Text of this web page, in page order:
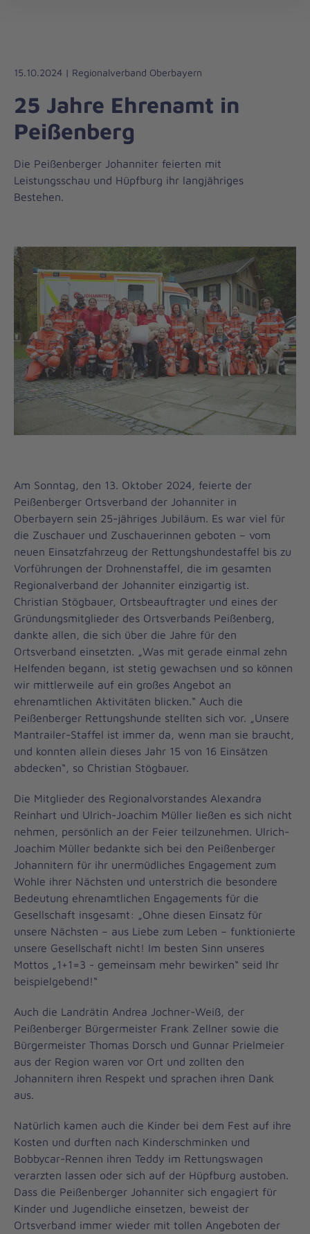
Liebe
Leben
15.10.2024 | Regionalverband Oberbayern
25 Jahre Ehrenamt in
Peißenberg
Die Peißenberger Johanniter feierten mit
Leistungsschau und Hüpfburg ihr langjähriges
Bestehen.
Am Sonntag, den 13. Oktober 2024, feierte der
Peißenberger Ortsverband der Johanniter in
Oberbayern sein 25-jähriges Jubiläum. Es war viel für
die Zuschauer und Zuschauerinnen geboten – vom
neuen Einsatzfahrzeug der Rettungshundestaffel bis zu
Vorführungen der Drohnenstaffel, die im gesamten
Regionalverband der Johanniter einzigartig ist.
Christian Stögbauer, Ortsbeauftragter und eines der
Gründungsmitglieder des Ortsverbands Peißenberg,
dankte allen, die sich über die Jahre für den
Ortsverband einsetzten. „Was mit gerade einmal zehn
Helfenden begann, ist stetig gewachsen und so können
wir mittlerweile auf ein großes Angebot an
ehrenamtlichen Aktivitäten blicken.“ Auch die
Peißenberger Rettungshunde stellten sich vor. „Unsere
Mantrailer-Staffel ist immer da, wenn man sie braucht,
und konnten allein dieses Jahr 15 von 16 Einsätzen
abdecken“, so Christian Stögbauer.
Die Mitglieder des Regionalvorstandes Alexandra
Reinhart und Ulrich-Joachim Müller ließen es sich nicht
nehmen, persönlich an der Feier teilzunehmen. Ulrich-
Joachim Müller bedankte sich bei den Peißenberger
Johannitern für ihr unermüdliches Engagement zum
Wohle ihrer Nächsten und unterstrich die besondere
Bedeutung ehrenamtlichen Engagements für die
Gesellschaft insgesamt: „Ohne diesen Einsatz für
unsere Nächsten – aus Liebe zum Leben – funktionierte
unsere Gesellschaft nicht! Im besten Sinn unseres
Mottos „1+1=3 - gemeinsam mehr bewirken“ seid Ihr
beispielgebend!“
Auch die Landrätin Andrea Jochner-Weiß, der
Peißenberger Bürgermeister Frank Zellner sowie die
Bürgermeister Thomas Dorsch und Gunnar Prielmeier
aus der Region waren vor Ort und zollten den
Johannitern ihren Respekt und sprachen ihren Dank
aus.
Natürlich kamen auch die Kinder bei dem Fest auf ihre
Kosten und durften nach Kinderschminken und
Bobbycar-Rennen ihren Teddy im Rettungswagen
verarzten lassen oder sich auf der Hüpfburg austoben.
Dass die Peißenberger Johanniter sich engagiert für
Kinder und Jugendliche einsetzen, beweist der
Ortsverband immer wieder mit tollen Angeboten der